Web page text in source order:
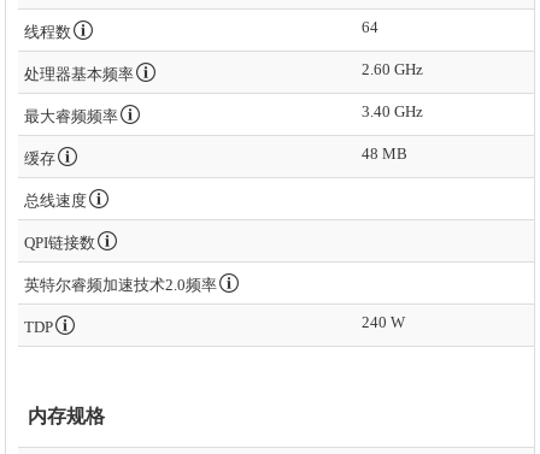
线程数 64
处理器基本频率 2.60 GHz
最大睿频频率 3.40 GHz
缓存 48 MB
总线速度
QPI链接数
英特尔睿频加速技术2.0频率
TDP 240 W
内存规格